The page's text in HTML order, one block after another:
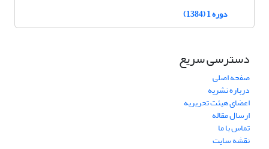
دوره 1 (1384)
دسترسی سریع
صفحه اصلی
درباره نشریه
اعضای هیئت تحریریه
ارسال مقاله
تماس با ما
نقشه سایت